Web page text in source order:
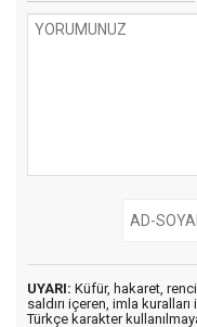
UYARI: Küfür, hakaret,
saldırı içeren, imla kuralları
Türkçe karakter